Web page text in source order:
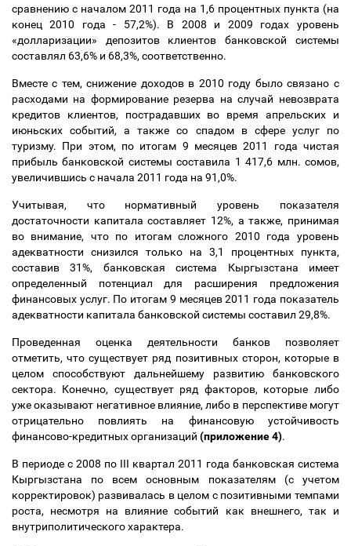
сравнению с началом 2011 года на 1,6 процентных пункта (на
конец 2010 года - 57,2%). В 2008 и 2009 годах уровень
«долларизации» депозитов клиентов банковской системы
составлял 63,6% и 68,3%, соответственно.
Вместе с тем, снижение доходов в 2010 году было связано с
расходами на формирование резерва на случай невозврата
кредитов клиентов, пострадавших во время апрельских и
июньских событий, а также со спадом в сфере услуг по
туризму. При этом, по итогам 9 месяцев 2011 года чистая
прибыль банковской системы составила 1 417,6 млн. сомов,
увеличившись с начала 2011 года на 91,0%.
Учитывая, что нормативный уровень показателя
достаточности капитала составляет 12%, а также, принимая
во внимание, что по итогам сложного 2010 года уровень
адекватности снизился только на 3,1 процентных пункта,
составив 31%, банковская система Кыргызстана имеет
определенный потенциал для расширения предложения
финансовых услуг. По итогам 9 месяцев 2011 года показатель
адекватности капитала банковской системы составил 29,8%.
Проведенная оценка деятельности банков позволяет
отметить, что существует ряд позитивных сторон, которые в
целом способствуют дальнейшему развитию банковского
сектора. Конечно, существует ряд факторов, которые либо
уже оказывают негативное влияние, либо в перспективе могут
отрицательно повлиять на финансовую устойчивость
финансово-кредитных организаций (приложение 4).
В периоде с 2008 по III квартал 2011 года банковская система
Кыргызстана по всем основным показателям (с учетом
корректировок) развивалась в целом с позитивными темпами
роста, несмотря на влияние событий как внешнего, так и
внутриполитического характера.